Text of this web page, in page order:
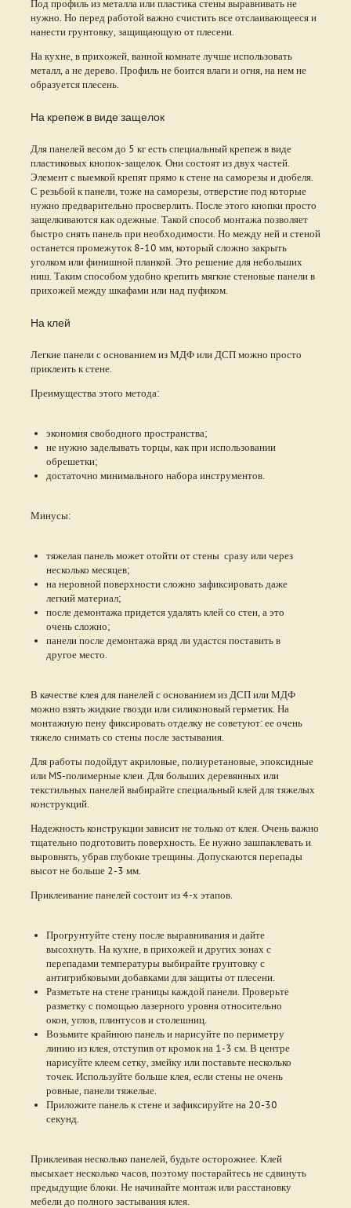
Под профиль из металла или пластика стены выравнивать не
нужно. Но перед работой важно счистить все отслаивающееся и
нанести грунтовку, защищающую от плесени.
На кухне, в прихожей, ванной комнате лучше использовать
металл, а не дерево. Профиль не боится влаги и огня, на нем не
образуется плесень.
На крепеж в виде защелок
Для панелей весом до 5 кг есть специальный крепеж в виде
пластиковых кнопок-защелок. Они состоят из двух частей.
Элемент с выемкой крепят прямо к стене на саморезы и дюбеля.
С резьбой к панели, тоже на саморезы, отверстие под которые
нужно предварительно просверлить. После этого кнопки просто
защелкиваются как одежные. Такой способ монтажа позволяет
быстро снять панель при необходимости. Но между ней и стеной
останется промежуток 8-10 мм, который сложно закрыть
уголком или финишной планкой. Это решение для небольших
ниш. Таким способом удобно крепить мягкие стеновые панели в
прихожей между шкафами или над пуфиком.
На клей
Легкие панели с основанием из МДФ или ДСП можно просто
приклеить к стене.
Преимущества этого метода:
экономия свободного пространства;
не нужно заделывать торцы, как при использовании
обрешетки;
достаточно минимального набора инструментов.
Минусы:
тяжелая панель может отойти от стены сразу или через
несколько месяцев;
на неровной поверхности сложно зафиксировать даже
легкий материал;
после демонтажа придется удалять клей со стен, а это
очень сложно;
панели после демонтажа вряд ли удастся поставить в
другое место.
В качестве клея для панелей с основанием из ДСП или МДФ
можно взять жидкие гвозди или силиконовый герметик. На
монтажную пену фиксировать отделку не советуют: ее очень
тяжело снимать со стены после застывания.
Для работы подойдут акриловые, полиуретановые, эпоксидные
или MS-полимерные клеи. Для больших деревянных или
текстильных панелей выбирайте специальный клей для тяжелых
конструкций.
Надежность конструкции зависит не только от клея. Очень важно
тщательно подготовить поверхность. Ее нужно зашпаклевать и
выровнять, убрав глубокие трещины. Допускаются перепады
высот не больше 2-3 мм.
Приклеивание панелей состоит из 4-х этапов.
Прогрунтуйте стену после выравнивания и дайте
высохнуть. На кухне, в прихожей и других зонах с
перепадами температуры выбирайте грунтовку с
антигрибковыми добавками для защиты от плесени.
Разметьте на стене границы каждой панели. Проверьте
разметку с помощью лазерного уровня относительно
окон, углов, плинтусов и столешниц.
Возьмите крайнюю панель и нарисуйте по периметру
линию из клея, отступив от кромок на 1-3 см. В центре
нарисуйте клеем сетку, змейку или поставьте несколько
точек. Используйте больше клея, если стены не очень
ровные, панели тяжелые.
Приложите панель к стене и зафиксируйте на 20-30
секунд.
Приклеивая несколько панелей, будьте осторожнее. Клей
высыхает несколько часов, поэтому постарайтесь не сдвинуть
предыдущие блоки. Не начинайте монтаж или расстановку
мебели до полного застывания клея.